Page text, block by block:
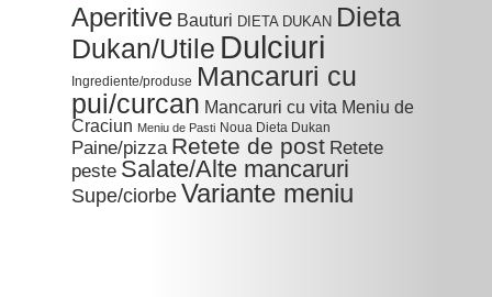
Aperitive Bauturi DIETA DUKAN Dieta
Dukan/Utile Dulciuri
Ingrediente/produse Mancaruri cu
pui/curcan Mancaruri cu vita Meniu de
Craciun Meniu de Pasti Noua Dieta Dukan
Paine/pizza Retete de post Retete
peste Salate/Alte mancaruri
Supe/ciorbeVariante meniu